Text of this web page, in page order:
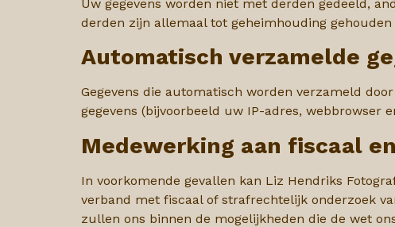
Uw gegevens worden niet met derden gedeeld,
derden zijn allemaal tot geheimhouding
Automatisch verzamelde
Gegevens die automatisch worden verzameld
gegevens (bijvoorbeeld uw IP-adres, webbrowser
Medewerking aan fiscaal
In voorkomende gevallen kan Liz Hendriks
verband met fiscaal of strafrechtelijk onderzoek
zullen ons binnen de mogelijkheden die de wet